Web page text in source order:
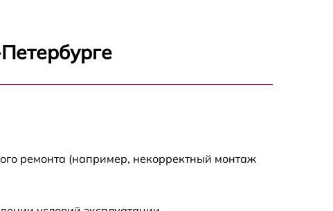
ремонта (например, некорректный монтаж